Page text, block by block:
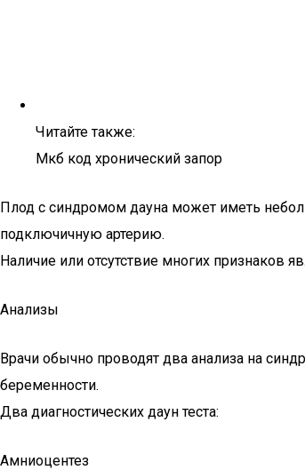
Читайте также:
Мкб код хронический запор
Плод с синдромом дауна может иметь
подключичную артерию.
Наличие или отсутствие многих признаков
Анализы
Врачи обычно проводят два анализа на
беременности.
Два диагностических даун теста:
Амниоцентез